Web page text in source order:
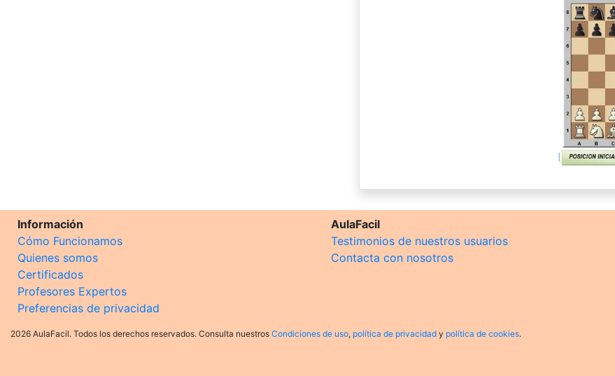
Información
Cómo Funcionamos
Quienes somos
Certificados
Profesores Expertos
Preferencias de privacidad
AulaFacil
Testimonios de nuestros usuarios
Contacta con nosotros
2026 AulaFacil. Todos los derechos reservados. Consulta nuestros Condiciones de uso, política de privacidad y política de cookies.